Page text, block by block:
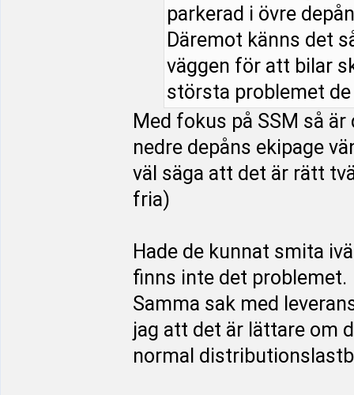
parkerad i övre
Däremot känns det
väggen för att bilar
största problemet
Med fokus på SSM så
nedre depåns ekipage
väl säga att det är rätt
fria)
Hade de kunnat smita
finns inte det problemet.
Samma sak med
jag att det är lättare om
normal